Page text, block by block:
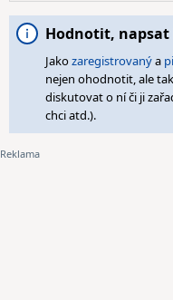
Hodnotit,
Jakozaregistrovanýa
nejen ohodnotit, ale
diskutovat o ní či ji
chci atd.).